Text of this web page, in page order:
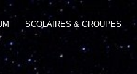
SCOLAIRES & GROUPES